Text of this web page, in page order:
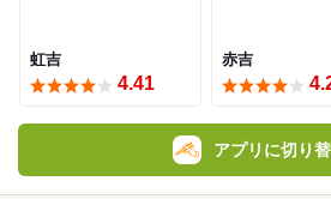
虹吉
4.41
赤吉
アプリに切り